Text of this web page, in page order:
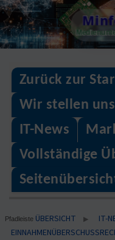
Skip
to
content
Zurück zur
Wir stellen
IT-News
Vollständige
Pfadleiste ÜBERSICHT ▶ IT-